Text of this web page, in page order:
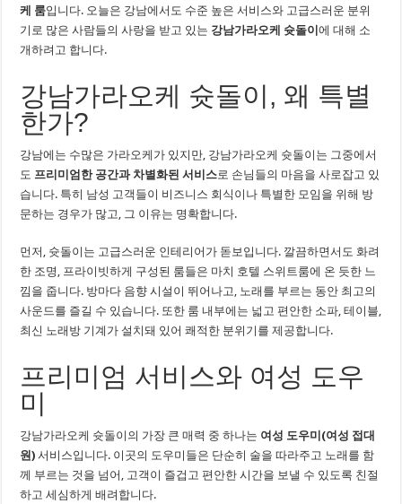
케 룸입니다. 오늘은 강남에서도 수준 높은 서비스와 고급스러운 분위
기로 많은 사람들의 사랑을 받고 있는 강남가라오케 슛돌이에 대해 소
개하려고 합니다.
강남가라오케 슛돌이, 왜 특별
한가?
강남에는 수많은 가라오케가 있지만, 강남가라오케 슛돌이는 그중에서
도 프리미엄한 공간과 차별화된 서비스로 손님들의 마음을 사로잡고 있
습니다. 특히 남성 고객들이 비즈니스 회식이나 특별한 모임을 위해 방
문하는 경우가 많고, 그 이유는 명확합니다.
먼저, 슛돌이는 고급스러운 인테리어가 돋보입니다. 깔끔하면서도 화려
한 조명, 프라이빗하게 구성된 룸들은 마치 호텔 스위트룸에 온 듯한 느
낌을 줍니다. 방마다 음향 시설이 뛰어나고, 노래를 부르는 동안 최고의
사운드를 즐길 수 있습니다. 또한 룸 내부에는 넓고 편안한 소파, 테이블,
최신 노래방 기계가 설치돼 있어 쾌적한 분위기를 제공합니다.
프리미엄 서비스와 여성 도우
미
강남가라오케 슛돌이의 가장 큰 매력 중 하나는 여성 도우미(여성 접대
원) 서비스입니다. 이곳의 도우미들은 단순히 술을 따라주고 노래를 함
께 부르는 것을 넘어, 고객이 즐겁고 편안한 시간을 보낼 수 있도록 친절
하고 세심하게 배려합니다.